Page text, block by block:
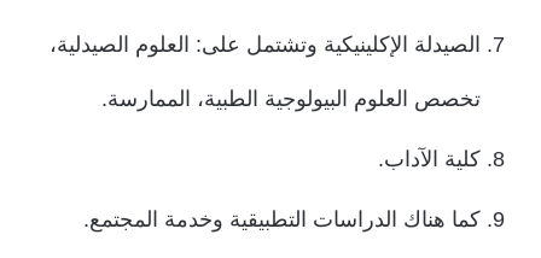
الصيدلة الإكلينيكية وتشتمل على: العلوم الصيدلية،
تخصص العلوم البيولوجية الطبية، الممارسة.
كلية الآداب.
كما هناك الدراسات التطبيقية وخدمة المجتمع.